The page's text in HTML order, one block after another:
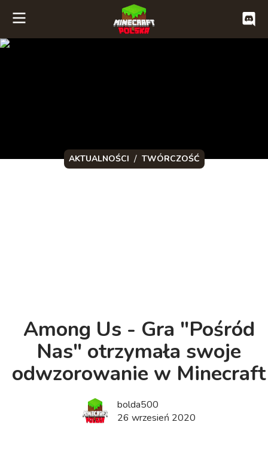
AKTUALNOŚCI / TWÓRCZOŚĆ
Among Us - Gra "Pośród
Nas" otrzymała swoje
odwzorowanie w Minecraft
bolda500
26 wrzesień 2020